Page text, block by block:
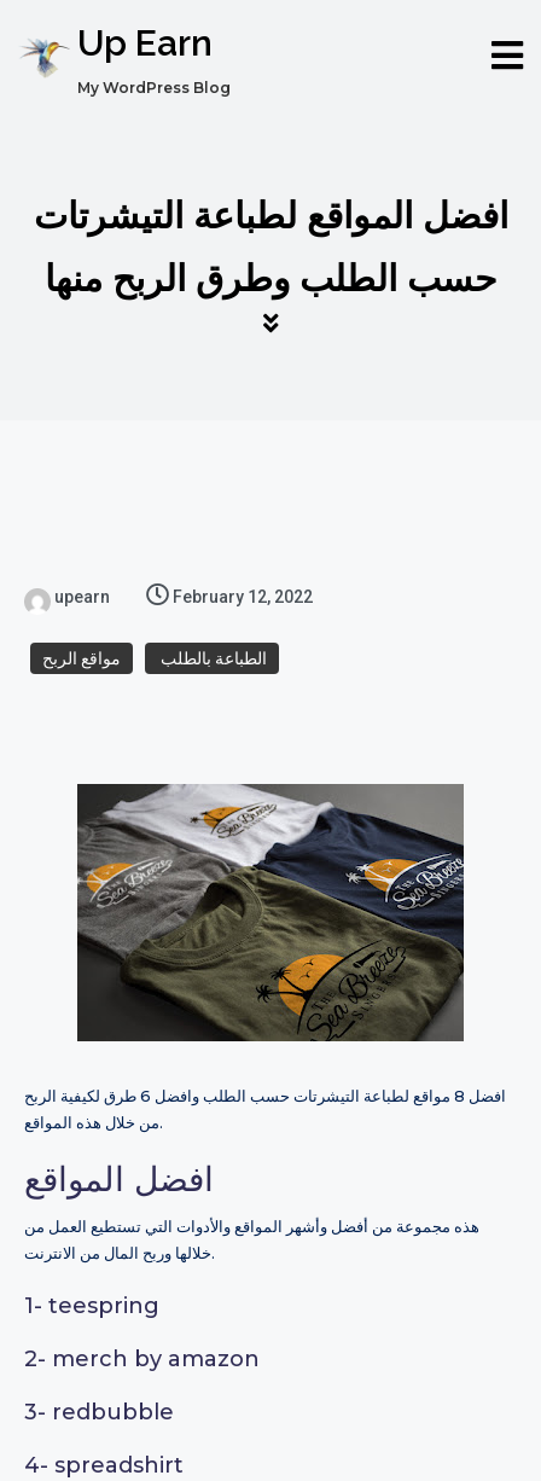
Up Earn
My WordPress Blog
افضل المواقع لطباعة التيشرتات
حسب الطلب وطرق الربح منها
upearn February 12, 2022
الطباعة بالطلب مواقع الربح
افضل 8 مواقع لطباعة التيشرتات حسب الطلب وافضل 6 طرق لكيفية الربح
من خلال هذه المواقع.
افضل المواقع
هذه مجموعة من أفضل وأشهر المواقع والأدوات التي تستطيع العمل من
خلالها وربح المال من الانترنت.
1- teespring
2- merch by amazon
3- redbubble
4- spreadshirt